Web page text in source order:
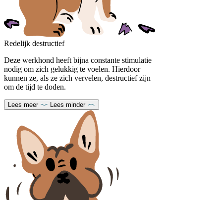
Redelijk destructief
Deze werkhond heeft bijna constante stimulatie
nodig om zich gelukkig te voelen. Hierdoor
kunnen ze, als ze zich vervelen, destructief zijn
om de tijd te doden.
Lees meer Lees minder